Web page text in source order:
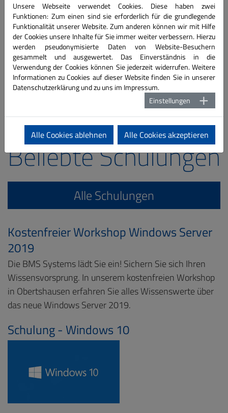
"Microsoft System 2019 an. SC 2019 bietet Ihnen für
Windows Clients eine Systemüberwachung,
Softwareverteilung, Hard- und Softwareinventur in
einer einheitlich zu bedienenden Oberfläche an.
Intranet, Extranet oder Internet
Sie möchten die Zusammenarbeit im Unternehmen
oder mit Lieferanten oder mit Kunden optimieren? Dann
ist die SharePoint Plattform für Sie genau das richtige.
Beliebte Schulungen
Alle Schulungen
Kostenfreier Workshop Windows Server
2019
Die BMS Systems lädt Sie ein! Sichern Sie sich Ihren
Wissensvorsprung. In unserem kostenfreien Workshop
in Obertshausen erfahren Sie alles Wissenswerte über
das neue Windows Server 2019.
Schulung - Windows 10
Unsere Webseite verwendet Cookies. Diese haben zwei
Funktionen: Zum einen sind sie erforderlich für die grundlegende
Funktionalität unserer Website. Zum anderen können wir mit Hilfe
der Cookies unsere Inhalte für Sie immer weiter verbessern. Hierzu
werden pseudonymisierte Daten von Website-Besuchern
gesammelt und ausgewertet. Das Einverständnis in die
Verwendung der Cookies können Sie jederzeit widerrufen. Weitere
Informationen zu Cookies auf dieser Website finden Sie in unserer
Datenschutzerklärungund zu uns im Impressum.
Einstellungen
Alle Cookies ablehnen Alle Cookies akzeptieren